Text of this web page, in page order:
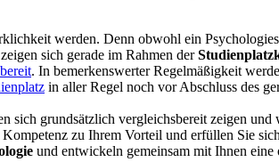
werden. Denn obwohl ein
sich gerade im Rahmen der
. In bemerkenswerter Regelmäßigkeit
in aller Regel noch vor Abschluss des
grundsätzlich vergleichsbereit zeigen
zu Ihrem Vorteil und erfüllen Sie
und entwickeln gemeinsam mit Ihnen